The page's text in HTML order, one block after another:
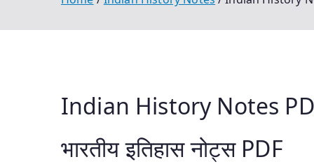
Indian History Notes
भारतीय इतिहास नोट्स PDF